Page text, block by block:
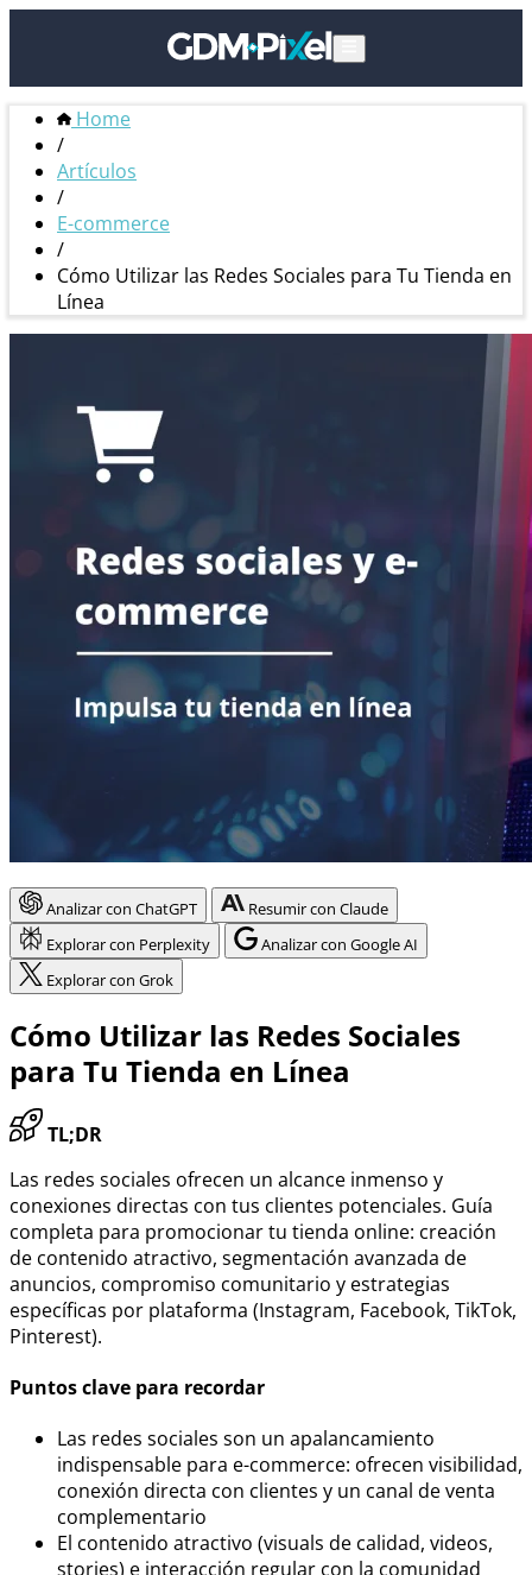
Home
/
Artículos
/
E-commerce
/
Cómo Utilizar las Redes Sociales para Tu Tienda en
Línea
Analizar con ChatGPT
Resumir con Claude
Explorar con Perplexity
Analizar con Google AI
Explorar con Grok
Cómo Utilizar las Redes Sociales
para Tu Tienda en Línea
TL;DR
Las redes sociales ofrecen un alcance inmenso y
conexiones directas con tus clientes potenciales. Guía
completa para promocionar tu tienda online: creación
de contenido atractivo, segmentación avanzada de
anuncios, compromiso comunitario y estrategias
específicas por plataforma (Instagram, Facebook, TikTok,
Pinterest).
Puntos clave para recordar
Las redes sociales son un apalancamiento
indispensable para e-commerce: ofrecen visibilidad,
conexión directa con clientes y un canal de venta
complementario
El contenido atractivo (visuals de calidad, videos,
stories) e interacción regular con la comunidad